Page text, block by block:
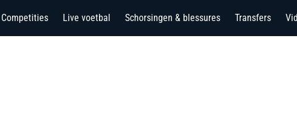
Competities Live voetbal Schorsingen & blessures Transfers